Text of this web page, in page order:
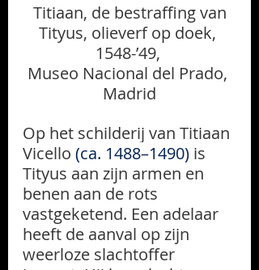
Titiaan, de bestraffing van
Tityus, olieverf op doek,
1548-’49,
Museo Nacional del Prado,
Madrid
Op het schilderij van Titiaan
Vicello (ca. 1488–1490) is
Tityus aan zijn armen en
benen aan de rots
vastgeketend. Een adelaar
heeft de aanval op zijn
weerloze slachtoffer